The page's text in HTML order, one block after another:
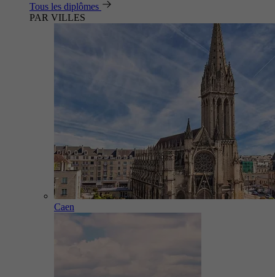
Tous les diplômes
PAR VILLES
Caen